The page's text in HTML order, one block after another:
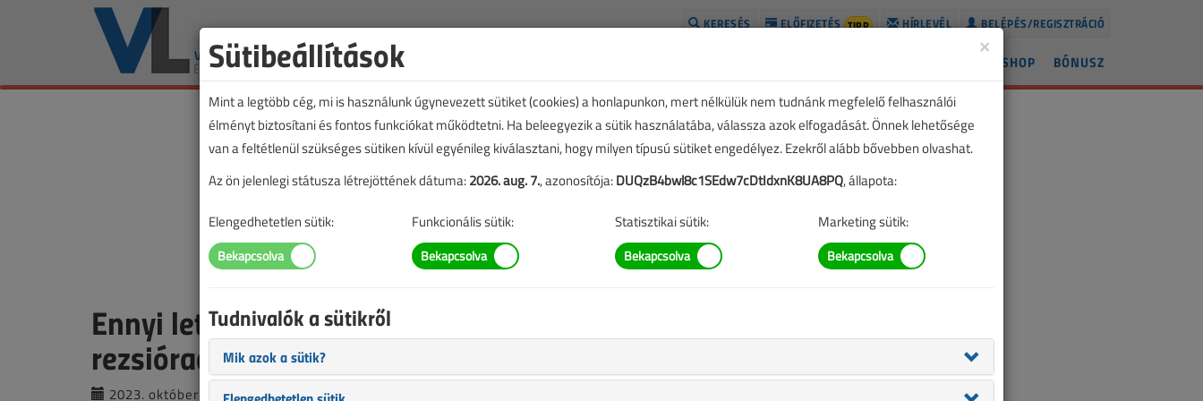
BELÉPÉS/REGISZTRÁCIÓ
HÍRLEVÉL
ELŐFIZETÉS TIPP
KERESÉS
BÓNUSZ
SHOP
Ennyi lett a 2023. évi minimális építőipari
rezsióradíj összege
2023. október 10. | VL online | 4512 |
×
Sütibeállítások
Mint a legtöbb cég, mi is használunk úgynevezett sütiket (cookies) a honlapunkon, mert nélkülük nem tudnánk megfelelő felhasználói
élményt biztosítani és fontos funkciókat működtetni. Ha beleegyezik a sütik használatába, válassza azok elfogadását. Önnek lehetősége
van a feltétlenül szükséges sütiken kívül egyénileg kiválasztani, hogy milyen típusú sütiket engedélyez. Ezekről alább bővebben olvashat.
Az ön jelenlegi státusza létrejöttének dátuma:2026. aug. 7., azonosítója:DUQzB4bwl8c1SEdw7cDtIdxnK8UA8PQ, állapota:
Elengedhetetlen sütik: Funkcionális sütik: Statisztikai sütik: Marketing sütik:
Tudnivalók a sütikről
Mik azok a sütik?